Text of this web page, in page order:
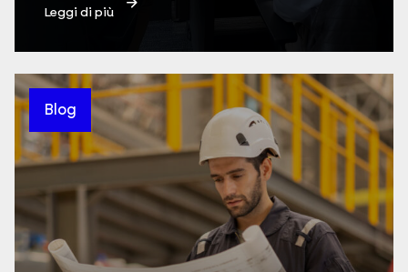
Leggi di più
Blog